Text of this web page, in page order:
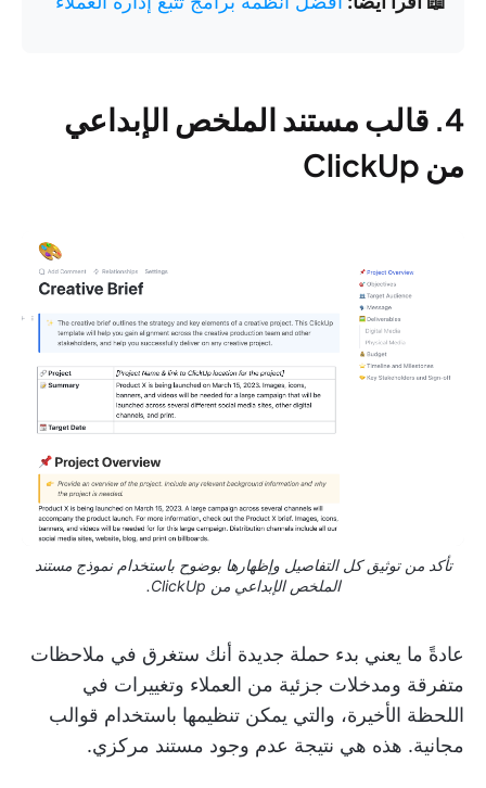
4. قالب مستند الملخص الإبداعي
من ClickUp
تأكد من توثيق كل التفاصيل وإظهارها بوضوح باستخدام نموذج مستند
الملخص الإبداعي من ClickUp.
عادةً ما يعني بدء حملة جديدة أنك ستغرق في ملاحظات
متفرقة ومدخلات جزئية من العملاء وتغييرات في
اللحظة الأخيرة، والتي يمكن تنظيمها باستخدام قوالب
مجانية. هذه هي نتيجة عدم وجود مستند مركزي.